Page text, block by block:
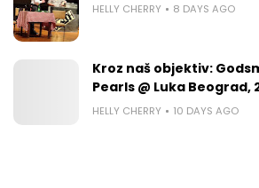
HELLY CHERRY 8 DAYS AGO
Kroz naš objektiv:
Pearls @ Luka Beograd,
HELLY CHERRY 10 DAYS AGO